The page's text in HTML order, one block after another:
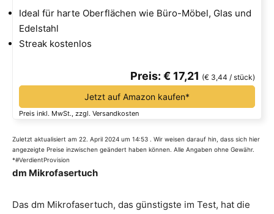
Ideal für harte Oberflächen wie Büro-Möbel, Glas und
Edelstahl
Streak kostenlos
Preis: € 17,21 (€ 3,44 / stück)
Jetzt auf Amazon kaufen*
Preis inkl. MwSt., zzgl. Versandkosten
Zuletzt aktualisiert am 22. April 2024 um 14:53 . Wir weisen darauf hin, dass sich hier
angezeigte Preise inzwischen geändert haben können. Alle Angaben ohne Gewähr.
*#VerdientProvision
dm Mikrofasertuch
Das dm Mikrofasertuch, das günstigste im Test, hat die